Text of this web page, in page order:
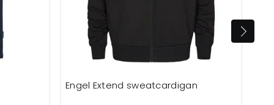
Engel Extend sweatcardigan